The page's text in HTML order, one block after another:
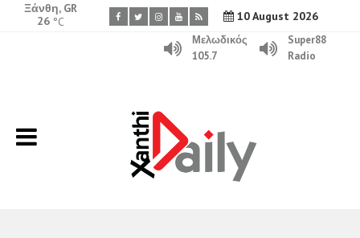
10 August 2026
Ξάνθη, GR
26 °C
Μελωδικός
105.7
Super88
Radio